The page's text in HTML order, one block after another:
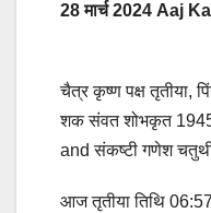
28 मार्च 2024 Aaj
चैत्र कृष्ण पक्ष तृतीया,
शक संवत शोभकृत
and संकष्टी गणेश
आज तृतीया तिथि